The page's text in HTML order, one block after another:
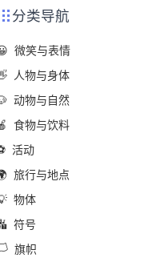
分类导航
微笑与表情
人物与身体
动物与自然
食物与饮料
活动
旅行与地点
物体
符号
旗帜